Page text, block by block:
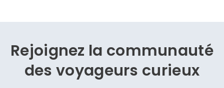
Rejoignez la communauté
desvoyageurs curieux